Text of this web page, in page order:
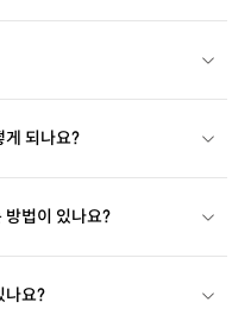
게 되나요?
방법이 있나요?
나요?